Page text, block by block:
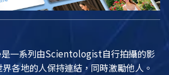
是一系列由Scientologist自行拍攝的影
各地的人保持連結，同時激勵他人。